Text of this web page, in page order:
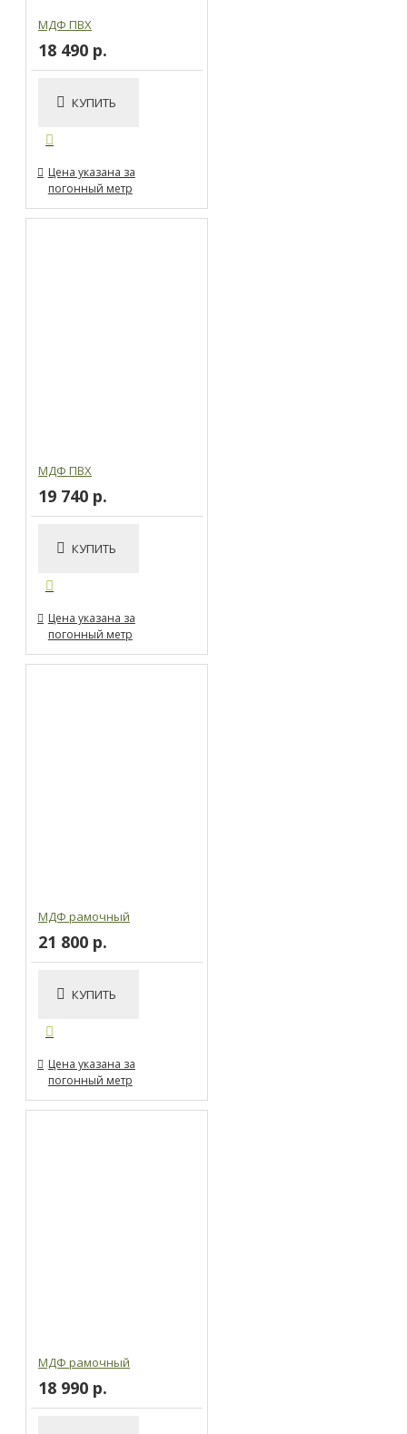
МДФ ПВХ
18 490 р.
КУПИТЬ
Цена указана за
погонный метр
МДФ ПВХ
19 740 р.
КУПИТЬ
Цена указана за
погонный метр
МДФ рамочный
21 800 р.
КУПИТЬ
Цена указана за
погонный метр
МДФ рамочный
18 990 р.